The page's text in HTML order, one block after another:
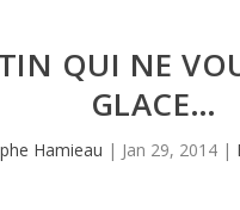
QUI NE
GLACE…
Hamieau | Jan 29, 2014 |